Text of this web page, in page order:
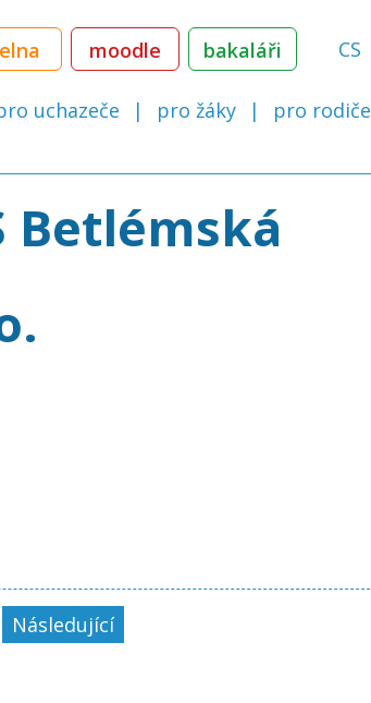
uchazeče pro žáky pro rodiče
moodle bakaláři CS
Betlémská
Následující